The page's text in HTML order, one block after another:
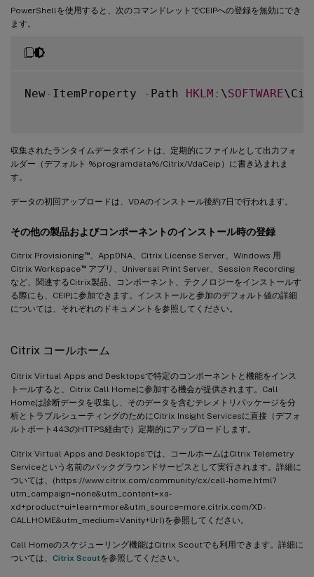
PowerShellを使用すると、次のコマンドレットでCEIPへの登録を無効にでき
ます。
New- ItemProperty - Path HKLM : \SOFTWARE
収集されたランタイムデータポイントは、定期的にファイルとして出力フォ
ルダー（デフォルト %programdata%/Citrix/VdaCeip）に書き込まれま
す。
データの初回アップロードは、VDAのインストール後約7日で行われます。
その他の製品およびコンポーネントのインストール時の登録
Citrix Provisioning™、AppDNA、Citrix License Server、Windows 用
Citrix Workspace™アプリ、Universal Print Server、Session Recording
など、関連するCitrix製品、コンポーネント、テクノロジーをインストールす
る際にも、CEIPに参加できます。インストールと参加のデフォルト値の詳細
については、それぞれのドキュメントを参照してください。
Citrix コールホーム
Citrix Virtual Apps and Desktopsで特定のコンポーネントと機能をインス
トールすると、Citrix Call Homeに参加する機会が提供されます。Call
Homeは診断データを収集し、そのデータを含むテレメトリパッケージを分
析とトラブルシューティングのためにCitrix Insight Servicesに直接（デフォ
ルトポート443のHTTPS経由で）定期的にアップロードします。
Citrix Virtual Apps and Desktopsでは、コールホームはCitrix Telemetry
Serviceという名前のバックグラウンドサービスとして実行されます。詳細に
ついては、(https://www.citrix.com/community/cx/call-home.html?
utm_campaign=none&utm_content=xa-
xd+product+ui+learn+more&utm_source=more.citrix.com/XD-
CALLHOME&utm_medium=Vanity+Url)を参照してください。
Call Homeのスケジューリング機能はCitrix Scoutでも利用できます。詳細に
ついては、 Citrix Scoutを参照してください。